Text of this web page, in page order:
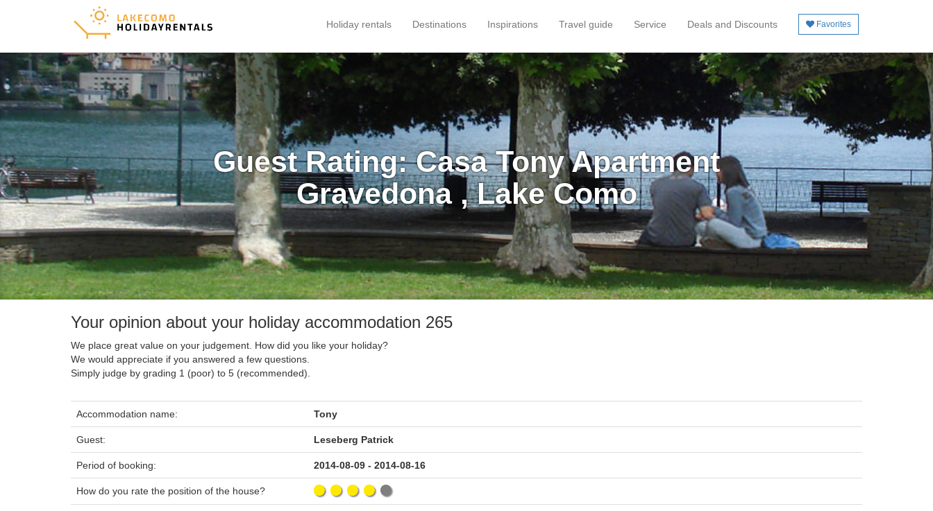
Holiday rentals Destinations Inspirations Travel guide Service Deals and Discounts Favorites
Guest Rating: Casa Tony Apartment
Gravedona , Lake Como
Your opinion about your holiday accommodation 265
We place great value on your judgement. How did you like your holiday?
We would appreciate if you answered a few questions.
Simply judge by grading 1 (poor) to 5 (recommended).
Accommodation name: Tony
Guest: Leseberg Patrick
Period of booking: 2014-08-09 - 2014-08-16
How do you rate the position of the house?